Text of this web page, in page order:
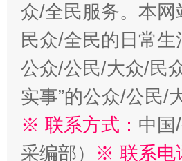
众/全民服务。本
民众/全民的日常
公众/公民/大众/民
实事”的公众/公民/
※ 联系方式： 中国
采编部） ※ 联系电